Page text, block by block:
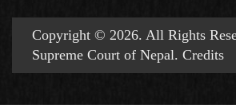
Copyright © 2026. All Rights
Supreme Court of Nepal. Credits